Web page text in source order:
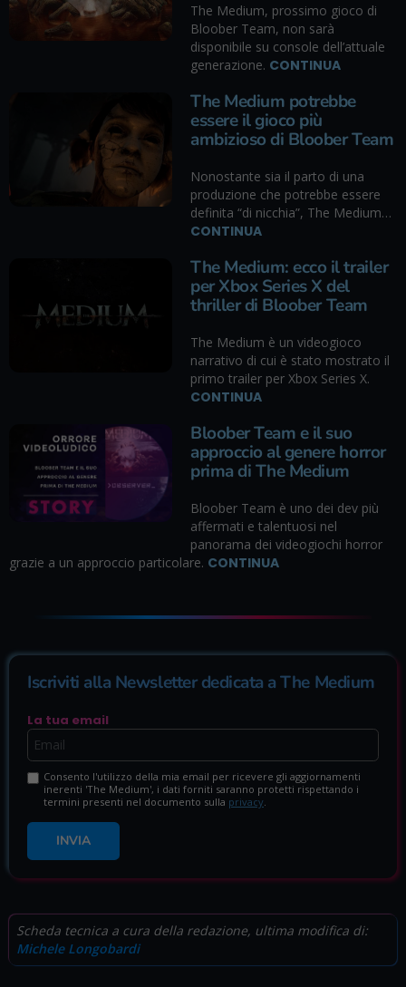
The Medium, prossimo gioco di
Bloober Team, non sarà
disponibile su console dell’attuale
generazione. CONTINUA
The Medium potrebbe
essere il gioco più
ambizioso di Bloober Team
Nonostante sia il parto di una
produzione che potrebbe essere
definita “di nicchia”, The Medium…
CONTINUA
The Medium: ecco il trailer
per Xbox Series X del
thriller di Bloober Team
The Medium è un videogioco
narrativo di cui è stato mostrato il
primo trailer per Xbox Series X.
CONTINUA
Bloober Team e il suo
approccio al genere horror
prima di The Medium
Bloober Team è uno dei dev più
affermati e talentuosi nel
panorama dei videogiochi horror
grazie a un approccio particolare. CONTINUA
Iscriviti alla Newsletter dedicata a The Medium
La tua email
Consento l'utilizzo della mia email per ricevere gli aggiornamenti
inerenti 'The Medium', i dati forniti saranno protetti rispettando i
termini presenti nel documento sulla privacy
INVIA
Scheda tecnica a cura della redazione, ultima modifica di:
Michele Longobardi